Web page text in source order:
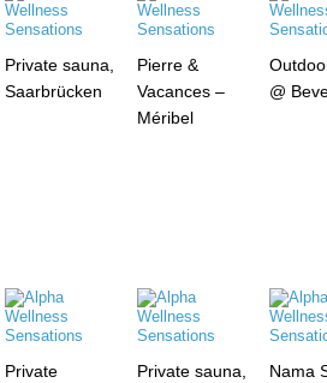
Private sauna,
Saarbrücken
Pierre &
Vacances –
Méribel
@
Private
Private sauna,
Nama